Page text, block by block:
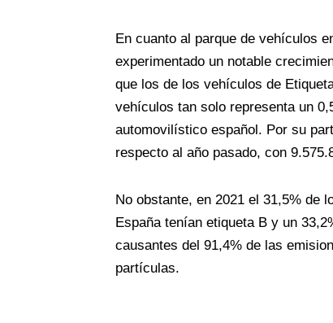
En cuanto al parque de vehículos
experimentado un notable
que los de los vehículos de
vehículos tan solo representa un
automovilístico español. Por su
respecto al año pasado, con
No obstante, en 2021 el 31,5% de
España tenían etiqueta B y un
causantes del 91,4% de las
partículas.